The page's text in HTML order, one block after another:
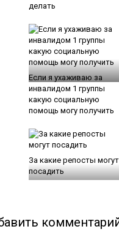
делать
Если я ухаживаю за
инвалидом 1 группы
какую социальную
помощь могу получить
За какие репосты могут
посадить